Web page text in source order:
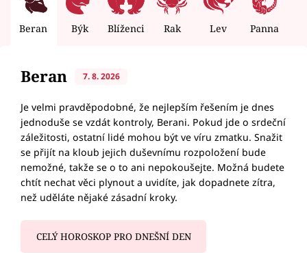
Beran Býk Blíženci Rak Lev Panna
Beran 7. 8. 2026
Je velmi pravděpodobné, že nejlepším řešením je dnes
jednoduše se vzdát kontroly, Berani. Pokud jde o srdeční
záležitosti, ostatní lidé mohou být ve víru zmatku. Snažit
se přijít na kloub jejich duševnímu rozpoložení bude
nemožné, takže se o to ani nepokoušejte. Možná budete
chtít nechat věci plynout a uvidíte, jak dopadnete zítra,
než uděláte nějaké zásadní kroky.
CELÝ HOROSKOP PRO DNEŠNÍ DEN